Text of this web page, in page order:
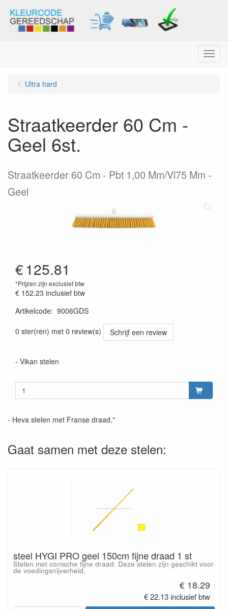
Menu
Ultra hard
Straatkeerder 60 Cm -
Geel 6st.
Straatkeerder 60 Cm - Pbt 1,00 Mm/Vl75 Mm -
Geel
€125.81
*Prijzen zijn exclusief btw
€ 152.23 inclusief btw
Artikelcode: 9006GDS
0 ster(ren) met 0 review(s)
Schrijf een review
- Vikan stelen
- Heva stelen met Franse draad."
Gaat samen met deze stelen:
steel HYGI PRO geel 150cm fijne draad 1 st
Stelen met conische fijne draad. Deze stelen zijn geschikt voor
de voedingsnijverheid.
€ 18.29
€ 22.13 inclusief btw